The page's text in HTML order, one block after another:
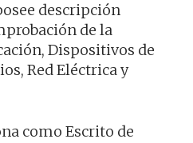
descripción
de la
Dispositivos de
Red Eléctrica y
como Escrito de